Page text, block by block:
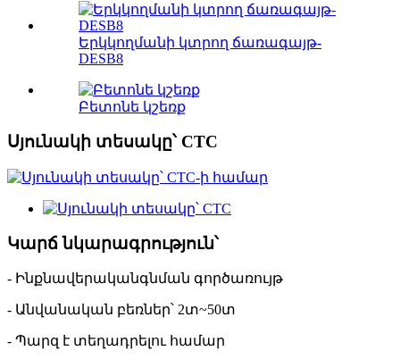
Երկկողմանի կտրող ճառագայթ-
DESB8
Բետոնե կշեռք
Սյունակի տեսակը՝ CTC
Կարճ նկարագրություն՝
- Ինքնավերականգնման գործառույթ
- Անվանական բեռներ՝ 2տ~50տ
- Պարզ է տեղադրելու համար